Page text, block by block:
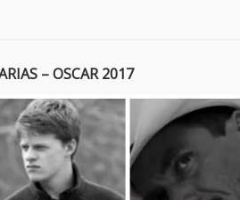
– OSCAR 2017